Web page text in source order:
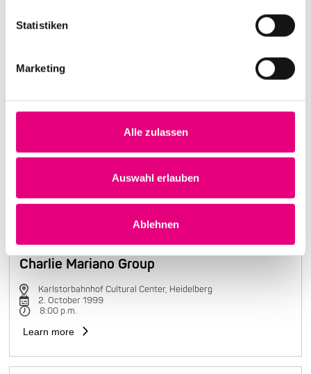
Statistiken
Marketing
Alle zulassen
Auswahl erlauben
Ablehnen
Nightmares on Wax
Learn more
Charlie Mariano Group
Karlstorbahnhof Cultural Center, Heidelberg
2. October 1999
8:00 p.m.
Learn more